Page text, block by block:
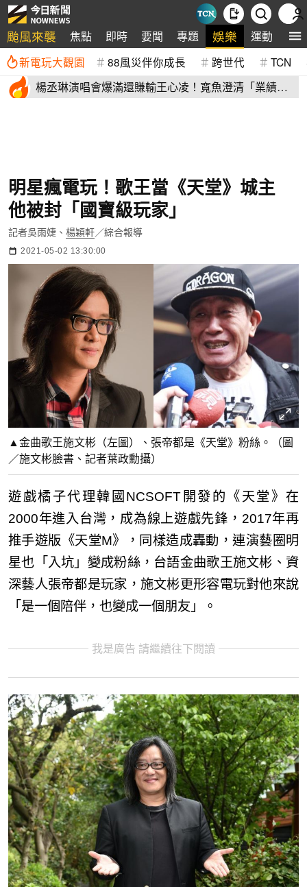
颱風來襲 焦點 即時 要聞 專題 娛樂 運動 全
新電玩大觀園 88風災伴你成長 跨世代 TCN
楊丞琳演唱會爆滿還賺輸王心凌！寬魚澄清「業績沒
明星瘋電玩！歌王當《天堂》城主
他被封「國寶級玩家」
記者吳雨婕、 楊穎軒／綜合報導
2021-05-02 13:30:00
▲金曲歌王施文彬（左圖）、張帝都是《天堂》粉絲。（圖
／施文彬臉書、記者葉政勳攝）
遊戲橘子代理韓國NCSOFT開發的《天堂》在
2000年進入台灣，成為線上遊戲先鋒，2017年再
推手遊版《天堂M》，同樣造成轟動，連演藝圈明
星也「入坑」變成粉絲，台語金曲歌王施文彬、資
深藝人張帝都是玩家，施文彬更形容電玩對他來說
「是一個陪伴，也變成一個朋友」。
我是廣告 請繼續往下閱讀